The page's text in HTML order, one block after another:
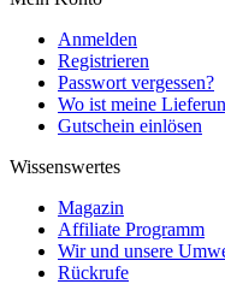
Anmelden
Registrieren
Passwort vergessen?
Wo ist meine
Gutschein einlösen
Wissenswertes
Magazin
Affiliate Programm
Wir und unsere
Rückrufe